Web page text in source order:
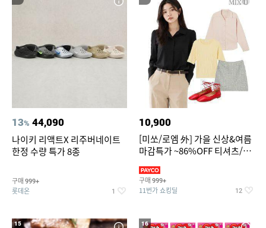
13% 44,090
나이키 리액트X 리주버네이트
한정 수량 특가 8종
구매 999+
롯데온 1
10,900
[미쏘/로엠 外] 가을 신상&여름
마감특가 ~86%OFF 티셔츠/슬
구매 999+
11번가 쇼킹딜 12
15 16